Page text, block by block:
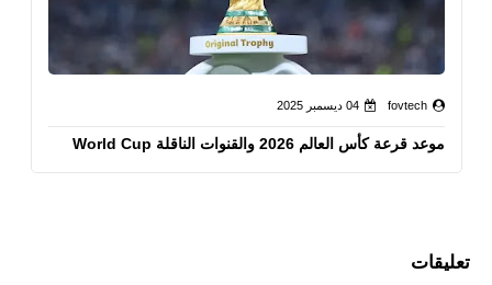
fovtech 04 ديسمبر 2025
موعد قرعة كأس العالم 2026 والقنوات الناقلة World Cup
تعليقات